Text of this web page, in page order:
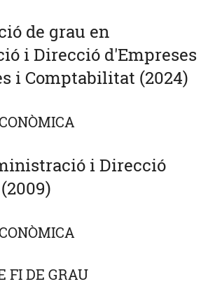
de grau en
i Direcció d'Empreses
i Comptabilitat (2024)
i Direcció
FI DE GRAU